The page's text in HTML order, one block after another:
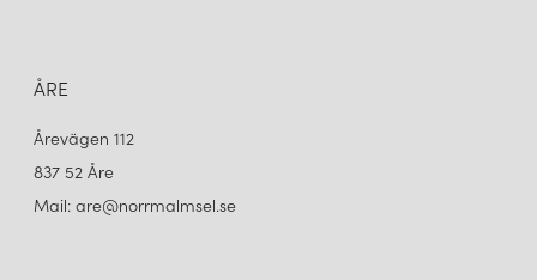
ÅRE
Årevägen 112
837 52 Åre
Mail: are@norrmalmsel.se